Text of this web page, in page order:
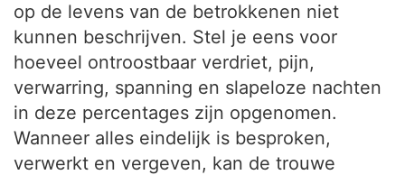
op de levens van de betrokkenen niet
kunnen beschrijven. Stel je eens voor
hoeveel ontroostbaar verdriet, pijn,
verwarring, spanning en slapeloze nachten
in deze percentages zijn opgenomen.
Wanneer alles eindelijk is besproken,
verwerkt en vergeven, kan de trouwe